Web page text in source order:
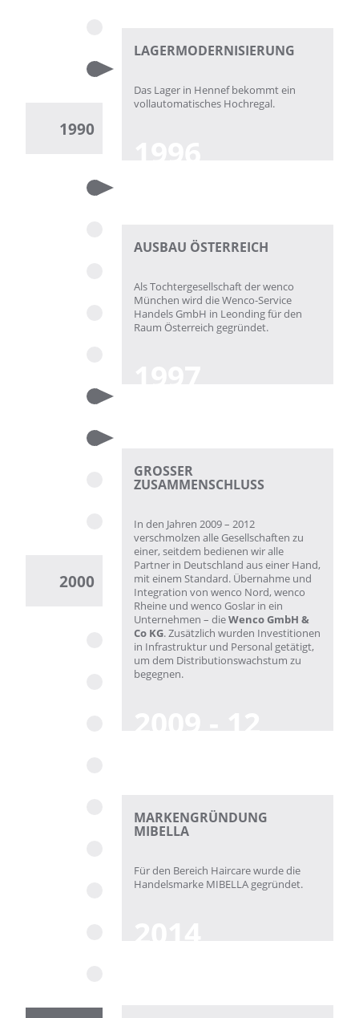
LAGERMODERNISIERUNG
Das Lager in Hennef bekommt ein
vollautomatisches Hochregal.
AUSBAU ÖSTERREICH
Als Tochtergesellschaft der wenco
München wird die Wenco-Service
Handels GmbH in Leonding für den
Raum Österreich gegründet.
GROSSER Z
USAMMENSCHLUSS
In den Jahren 2009 – 2012
verschmolzen alle Gesellschaften zu
einer, seitdem bedienen wir alle
Partner in Deutschland aus einer Hand,
mit einem Standard. Übernahme und
Integration von wenco Nord, wenco
Rheine und wenco Goslar in ein
Unternehmen – dieWenco GmbH &
Co KG. Zusätzlich wurden Investitionen
in Infrastruktur und Personal getätigt,
um dem Distributionswachstum zu
begegnen.
MARKENGRÜNDUNG
MIBELLA
Für den Bereich Haircare wurde die
Handelsmarke MIBELLA gegründet.
1990
2000